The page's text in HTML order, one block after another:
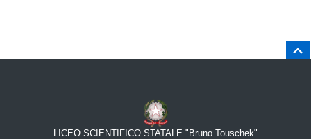
LICEO SCIENTIFICO STATALE "Bruno Touschek"